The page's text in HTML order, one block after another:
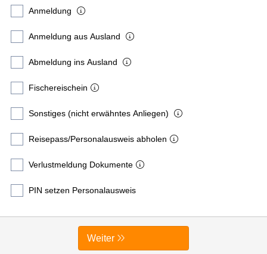
Anmeldung
Anmeldung aus Ausland
Abmeldung ins Ausland
Fischereischein
Sonstiges (nicht erwähntes Anliegen)
Reisepass/Personalausweis abholen
Verlustmeldung Dokumente
PIN setzen Personalausweis
Weiter